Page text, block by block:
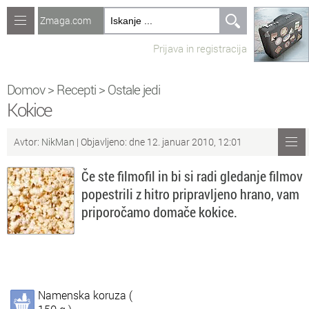
Računalništvo
Recepti
Naredi sam
Forum
Preverjanje znanja
Sv Sveže teme na forumu
Zmaga.com
Prijava in registracija
Domov> Recepti > Ostale jedi
Kokice
Avtor: NikMan | Objavljeno: dne 12. januar 2010, 12:01
Če ste filmofil in bi si radi gledanje filmov
popestrili z hitro pripravljeno hrano, vam
priporočamo domače kokice.
Namenska koruza (